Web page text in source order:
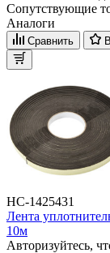
Сопутствующие
Аналоги
Сравнить
НС-1425431
Лента
10м
Авторизуйтесь,